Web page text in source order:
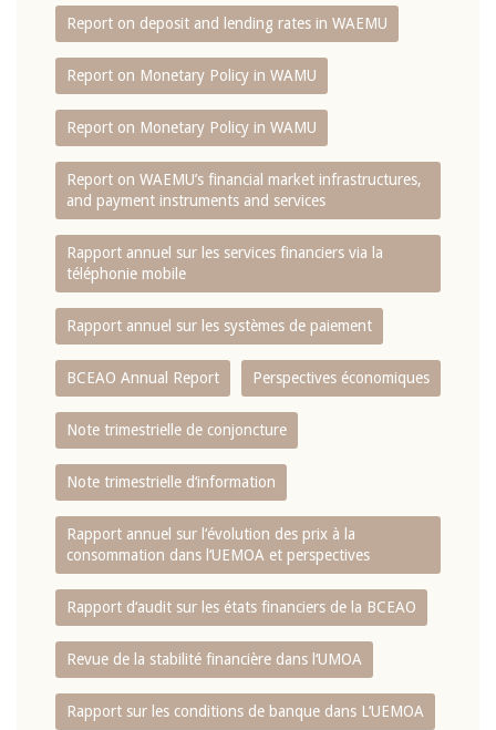
Report on deposit and lending rates in WAEMU
Report on Monetary Policy in WAMU
Report on Monetary Policy in WAMU
Report on WAEMU’s financial market infrastructures,
and payment instruments and services
Rapport annuel sur les services financiers via la
téléphonie mobile
Rapport annuel sur les systèmes de paiement
BCEAO Annual Report Perspectives économiques
Note trimestrielle de conjoncture
Note trimestrielle d‘information
Rapport annuel sur l‘évolution des prix à la
consommation dans l‘UEMOA et perspectives
Rapport d‘audit sur les états financiers de la BCEAO
Revue de la stabilité financière dans l‘UMOA
Rapport sur les conditions de banque dans L‘UEMOA